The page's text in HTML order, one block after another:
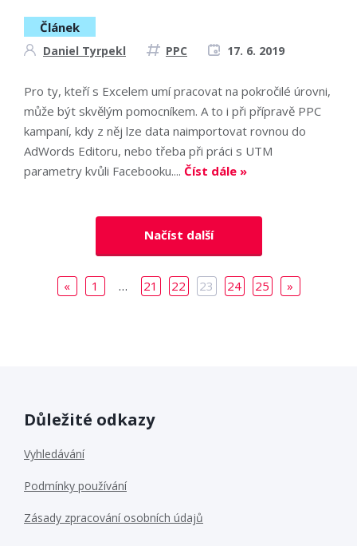
Článek
Daniel Tyrpekl PPC 17. 6. 2019
Pro ty, kteří s Excelem umí pracovat na pokročilé úrovni,
může být skvělým pomocníkem. A to i při přípravě PPC
kampaní, kdy z něj lze data naimportovat rovnou do
AdWords Editoru, nebo třeba při práci s UTM
parametry kvůli Facebooku.... Číst dále »
Načíst další
« 1 … 21 22 23 24 25 »
Důležité odkazy
Vyhledávání
Podmínky používání
Zásady zpracování osobních údajů